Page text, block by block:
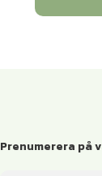
Prenumerera på